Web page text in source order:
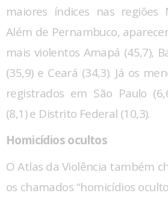
maiores índices nas regiões
Além de Pernambuco,
mais violentos Amapá (45,7),
(35,9) e Ceará (34,3). Já os
registrados em São Paulo
(8,1) e Distrito Federal (10,3).
Homicídios ocultos
O Atlas da Violência também
os chamados “homicídios